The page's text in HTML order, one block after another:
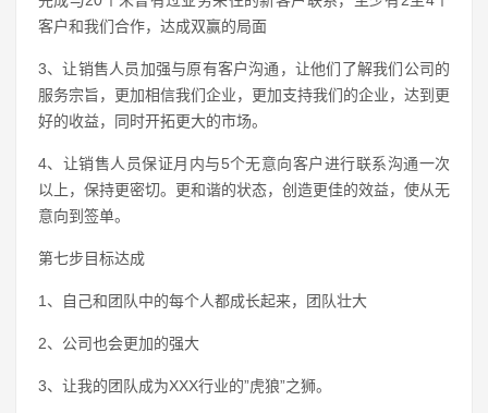
客户和我们合作，达成双赢的局面
3、让销售人员加强与原有客户沟通，让他们了解我们公司的
服务宗旨，更加相信我们企业，更加支持我们的企业，达到更
好的收益，同时开拓更大的市场。
4、让销售人员保证月内与5个无意向客户进行联系沟通一次
以上，保持更密切。更和谐的状态，创造更佳的效益，使从无
意向到签单。
第七步目标达成
1、自己和团队中的每个人都成长起来，团队壮大
2、公司也会更加的强大
3、让我的团队成为XXX行业的”虎狼”之狮。